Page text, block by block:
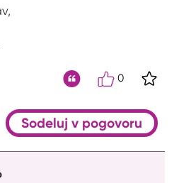
0
Sodeluj v pogovoru